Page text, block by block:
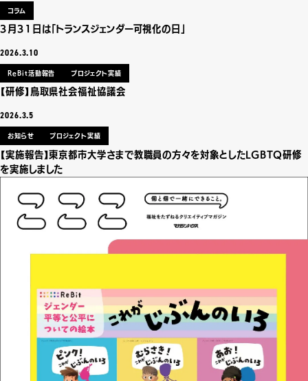
コラム
3月31日は「トランスジェンダー可視化の日」
2026.3.10
ReBit活動報告 プロジェクト実績
【研修】鳥取県社会福祉協議会
2026.3.5
お知らせ プロジェクト実績
【実施報告】東京都市大学さまで教職員の方々を対象としたLGBTQ研修
を実施しました